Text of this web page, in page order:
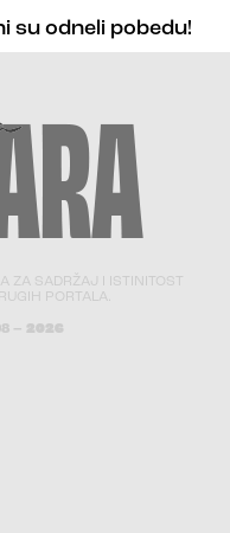
su odneli pobedu!
ZA SADRŽAJ I ISTINITOST
PORTALA.
– 2026